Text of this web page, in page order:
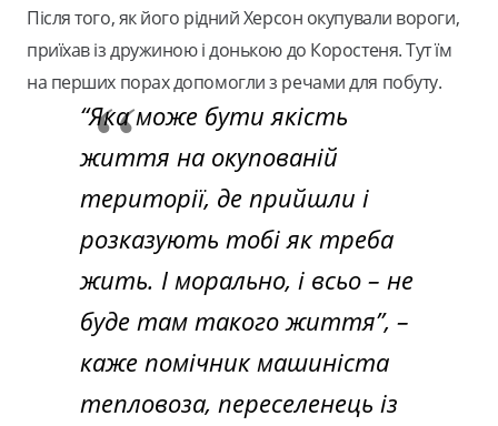
Після того, як його рідний Херсон окупували вороги,
приїхав із дружиною і донькою до Коростеня. Тут їм
на перших порах допомогли з речами для побуту.
“Яка може бути якість
життя на окупованій
території, де прийшли і
розказують тобі як треба
жить. І морально, і всьо – не
буде там такого життя”, –
каже помічник машиніста
тепловоза, переселенець із